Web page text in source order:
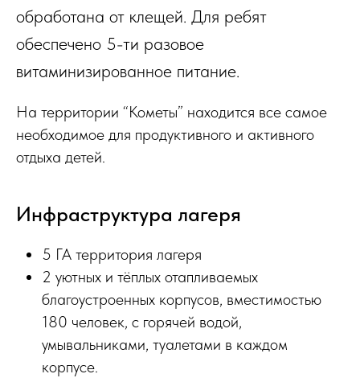
обработана от клещей. Для ребят
обеспечено 5-ти разовое
витаминизированное питание.
На территории “Кометы” находится все самое
необходимое для продуктивного и активного
отдыха детей.
Инфраструктура лагеря
5 ГА территория лагеря
2 уютных и тёплых отапливаемых
благоустроенных корпусов, вместимостью
180 человек, с горячей водой,
умывальниками, туалетами в каждом
корпусе.